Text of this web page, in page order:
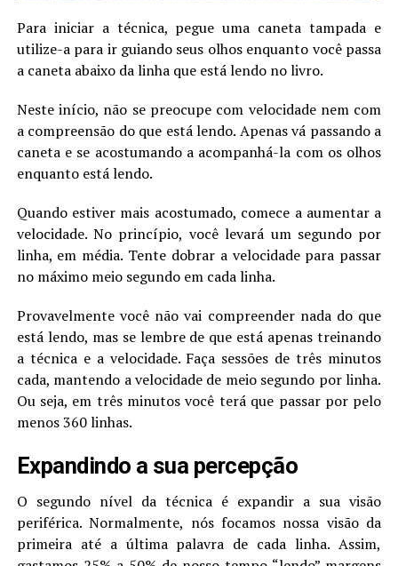
Para iniciar a técnica, pegue uma caneta tampada e
utilize-a para ir guiando seus olhos enquanto você passa
a caneta abaixo da linha que está lendo no livro.
Neste início, não se preocupe com velocidade nem com
a compreensão do que está lendo. Apenas vá passando a
caneta e se acostumando a acompanhá-la com os olhos
enquanto está lendo.
Quando estiver mais acostumado, comece a aumentar a
velocidade. No princípio, você levará um segundo por
linha, em média. Tente dobrar a velocidade para passar
no máximo meio segundo em cada linha.
Provavelmente você não vai compreender nada do que
está lendo, mas se lembre de que está apenas treinando
a técnica e a velocidade. Faça sessões de três minutos
cada, mantendo a velocidade de meio segundo por linha.
Ou seja, em três minutos você terá que passar por pelo
menos 360 linhas.
Expandindo a sua percepção
O segundo nível da técnica é expandir a sua visão
periférica. Normalmente, nós focamos nossa visão da
primeira até a última palavra de cada linha. Assim,